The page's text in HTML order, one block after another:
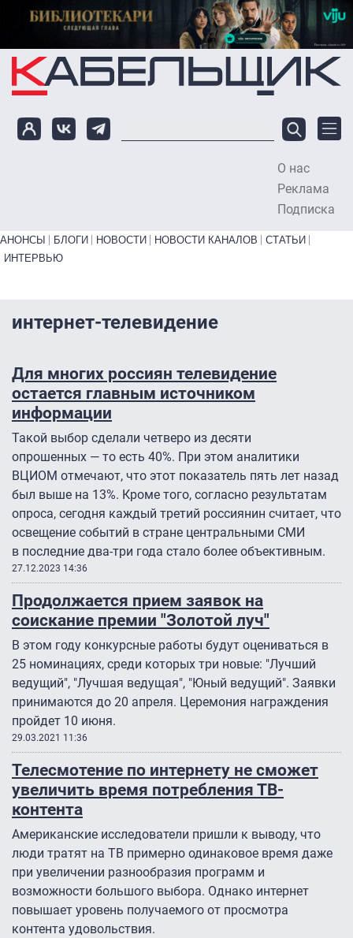
Перейти к основному содержанию
О нас
Реклама
Подписка
Primary links bottom
АНОНСЫ БЛОГИ НОВОСТИ НОВОСТИ КАНАЛОВ
СТАТЬИ
ИНТЕРВЬЮ
интернет-телевидение
Для многих россиян телевидение
остается главным источником
информации
Такой выбор сделали четверо из десяти
опрошенных — то есть 40%. При этом аналитики
ВЦИОМ отмечают, что этот показатель пять лет назад
был выше на 13%. Кроме того, согласно результатам
опроса, сегодня каждый третий россиянин считает, что
освещение событий в стране центральными СМИ
в последние два-три года стало более объективным.
27.12.2023 14:36
Продолжается прием заявок на
соискание премии "Золотой луч"
В этом году конкурсные работы будут оцениваться в
25 номинациях, среди которых три новые: "Лучший
ведущий", "Лучшая ведущая", "Юный ведущий". Заявки
принимаются до 20 апреля. Церемония награждения
пройдет 10 июня.
29.03.2021 11:36
Телесмотение по интернету не сможет
увеличить время потребления ТВ-
контента
Американские исследователи пришли к выводу, что
люди тратят на ТВ примерно одинаковое время даже
при увеличении разнообразия программ и
возможности большого выбора. Однако интернет
повышает уровень получаемого от просмотра
контента удовольствия.